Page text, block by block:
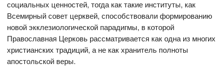
социальных ценностей, тогда как такие институты, как
Всемирный совет церквей, способствовали формированию
новой экклезиологической парадигмы, в которой
Православная Церковь рассматривается как одна из многих
христианских традиций, а не как хранитель полноты
апостольской веры.